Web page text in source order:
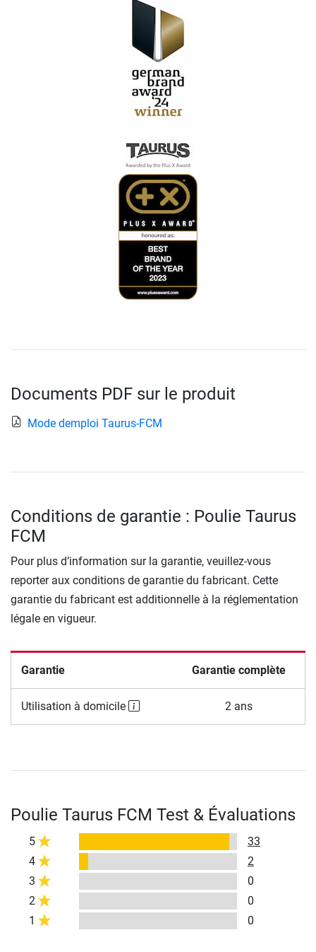
Documents PDF sur le produit
Mode demploi Taurus-FCM
Conditions de garantie : Poulie Taurus
FCM
Pour plus d’information sur la garantie, veuillez-vous
reporter aux conditions de garantie du fabricant. Cette
garantie du fabricant est additionnelle à la réglementation
légale en vigueur.
Garantie Garantie complète
Utilisation à domicile 2 ans
Poulie Taurus FCM Test & Évaluations
5
33
4
2
3
0
2
0
1
0